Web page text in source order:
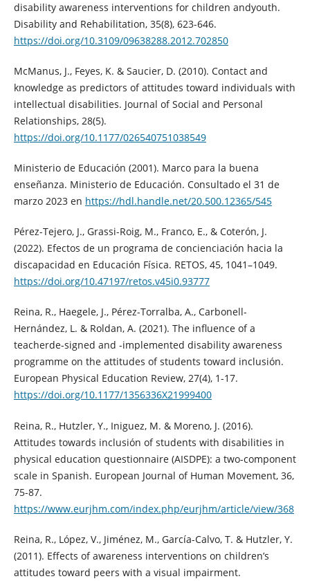
disability awareness interventions for children andyouth.
Disability and Rehabilitation, 35(8), 623-646.
https://doi.org/10.3109/09638288.2012.702850
McManus, J., Feyes, K. & Saucier, D. (2010). Contact and
knowledge as predictors of attitudes toward individuals with
intellectual disabilities. Journal of Social and Personal
Relationships, 28(5).
https://doi.org/10.1177/026540751038549
Ministerio de Educación (2001). Marco para la buena
enseñanza. Ministerio de Educación. Consultado el 31 de
marzo 2023 en https://hdl.handle.net/20.500.12365/545
Pérez-Tejero, J., Grassi-Roig, M., Franco, E., & Coterón, J.
(2022). Efectos de un programa de concienciación hacia la
discapacidad en Educación Física. RETOS, 45, 1041–1049.
https://doi.org/10.47197/retos.v45i0.93777
Reina, R., Haegele, J., Pérez-Torralba, A., Carbonell-
Hernández, L. & Roldan, A. (2021). The influence of a
teacherde-signed and -implemented disability awareness
programme on the attitudes of students toward inclusión.
European Physical Education Review, 27(4), 1-17.
https://doi.org/10.1177/1356336X21999400
Reina, R., Hutzler, Y., Iniguez, M. & Moreno, J. (2016).
Attitudes towards inclusión of students with disabilities in
physical education questionnaire (AISDPE): a two-component
scale in Spanish. European Journal of Human Movement, 36,
75-87.
https://www.eurjhm.com/index.php/eurjhm/article/view/368
Reina, R., López, V., Jiménez, M., García-Calvo, T. & Hutzler, Y.
(2011). Effects of awareness interventions on children’s
attitudes toward peers with a visual impairment.